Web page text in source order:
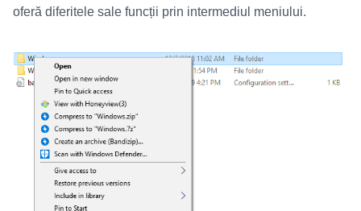
oferă diferitele sale funcții prin intermediul meniului.